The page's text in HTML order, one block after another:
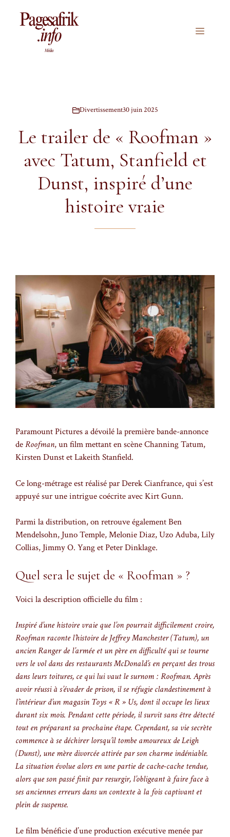
Menu
Divertissement30 juin 2025
Le trailer de « Roofman »
avec Tatum, Stanfield et
Dunst, inspiré d’une
histoire vraie
Paramount Pictures a dévoilé la première bande-annonce
deRoofman, un film mettant en scène Channing Tatum,
Kirsten Dunst et Lakeith Stanfield.
Ce long-métrage est réalisé par Derek Cianfrance, qui s’est
appuyé sur une intrigue coécrite avec Kirt Gunn.
Parmi la distribution, on retrouve également Ben
Mendelsohn, Juno Temple, Melonie Diaz, Uzo Aduba, Lily
Collias, Jimmy O. Yang et Peter Dinklage.
Quel sera le sujet de « Roofman » ?
Voici la description officielle du film :
Inspiré d’une histoire vraie que l’on pourrait difficilement croire,
Roofman raconte l’histoire de Jeffrey Manchester (Tatum), un
ancien Ranger de l’armée et un père en difficulté qui se tourne
vers le vol dans des restaurants McDonald’s en perçant des trous
dans leurs toitures, ce qui lui vaut le surnom : Roofman. Après
avoir réussi à s’évader de prison, il se réfugie clandestinement à
l’intérieur d’un magasin Toys « R » Us, dont il occupe les lieux
durant six mois. Pendant cette période, il survit sans être détecté
tout en préparant sa prochaine étape. Cependant, sa vie secrète
commence à se déchirer lorsqu’il tombe amoureux de Leigh
(Dunst), une mère divorcée attirée par son charme indéniable.
La situation évolue alors en une partie de cache-cache tendue,
alors que son passé finit par resurgir, l’obligeant à faire face à
ses anciennes erreurs dans un contexte à la fois captivant et
plein de suspense.
Le film bénéficie d’une production exécutive menée par